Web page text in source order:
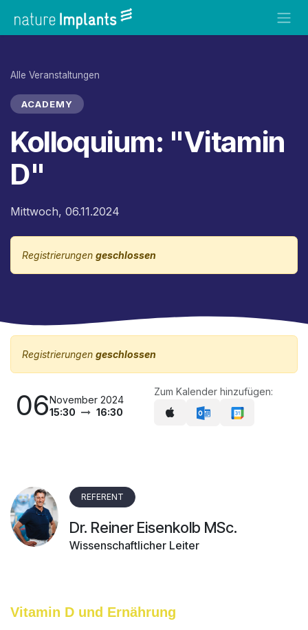
Alle Veranstaltungen
ACADEMY
Kolloquium: "Vitamin
D"
Mittwoch, 06.11.2024
Registrierungen geschlossen
Registrierungen geschlossen
06November 2024
15:30
16:30
Zum Kalender hinzufügen:
REFERENT
Dr. Reiner Eisenkolb MSc.
Wissenschaftlicher Leiter
Vitamin D und Ernährung